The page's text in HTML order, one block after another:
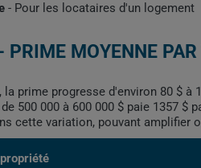
- Pour les locataires d'un logement
PRIME MOYENNE
la prime progresse d'environ 80 $ à
500 000 à 600 000 $ paie 1357
cette variation, pouvant amplifier